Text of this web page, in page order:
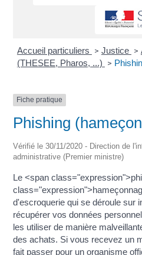
Accueil particuliers > Justice >
(THESEE, Pharos, ...)
>
Fiche pratique
Phishing
Vérifié le 30/11/2020 - Direction de
administrative (Premier ministre)
Le <span
d'escroquerie qui se déroule sur
récupérer vos données
les utiliser de manière
des achats. Si vous recevez un
fait passer pour un organisme